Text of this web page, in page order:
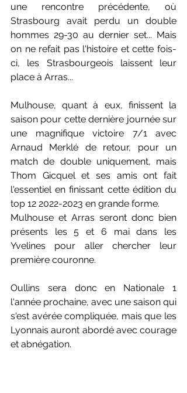
une rencontre précédente, où
Strasbourg avait perdu un double
hommes 29-30 au dernier set... Mais
on ne refait pas l'histoire et cette fois-
ci, les Strasbourgeois laissent leur
place à Arras...
Mulhouse, quant à eux, finissent la
saison pour cette dernière journée sur
une magnifique victoire 7/1 avec
Arnaud Merklé de retour, pour un
match de double uniquement, mais
Thom Gicquel et ses amis ont fait
l'essentiel en finissant cette édition du
top 12 2022-2023 en grande forme.
Mulhouse et Arras seront donc bien
présents les 5 et 6 mai dans les
Yvelines pour aller chercher leur
première couronne.
Oullins sera donc en Nationale 1
l'année prochaine, avec une saison qui
s'est avérée compliquée, mais que les
Lyonnais auront abordé avec courage
et abnégation.